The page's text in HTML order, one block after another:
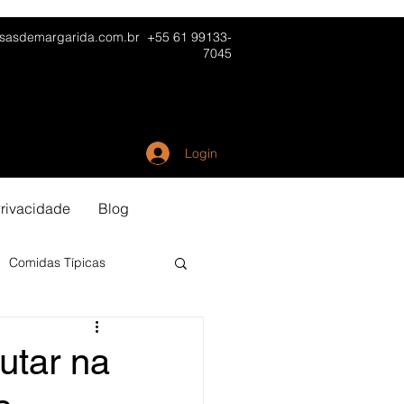
+55 61 99133-
7045
Login
Blog
Comidas Típicas
na